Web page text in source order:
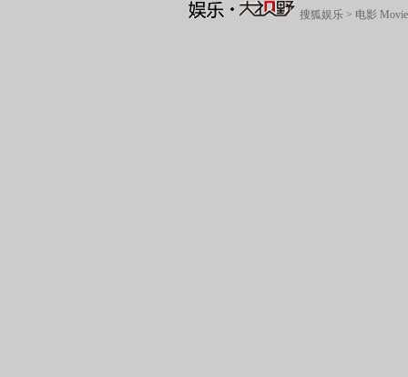
搜狐娱乐> 电影 Movie